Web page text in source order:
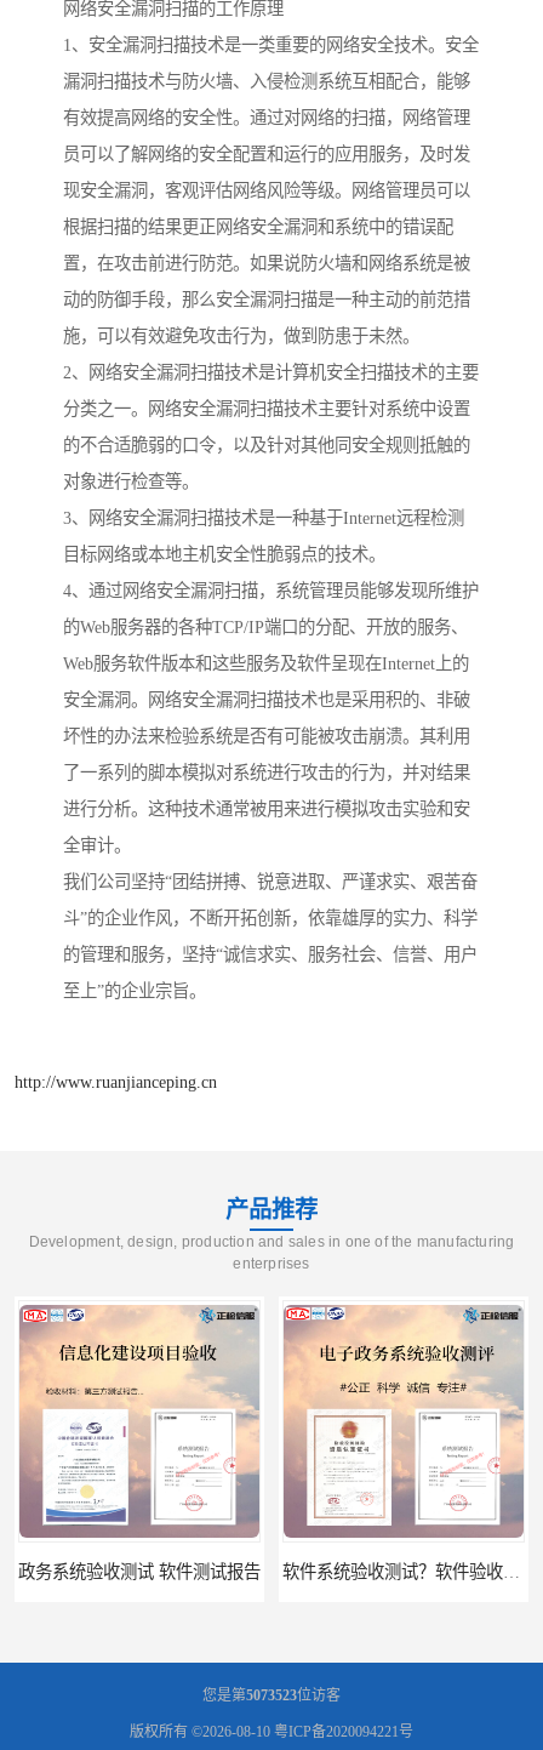
网络安全漏洞扫描的工作原理
1、安全漏洞扫描技术是一类重要的网络安全技术。安全
漏洞扫描技术与防火墙、入侵检测系统互相配合，能够
有效提高网络的安全性。通过对网络的扫描，网络管理
员可以了解网络的安全配置和运行的应用服务，及时发
现安全漏洞，客观评估网络风险等级。网络管理员可以
根据扫描的结果更正网络安全漏洞和系统中的错误配
置，在攻击前进行防范。如果说防火墙和网络系统是被
动的防御手段，那么安全漏洞扫描是一种主动的前范措
施，可以有效避免攻击行为，做到防患于未然。
2、网络安全漏洞扫描技术是计算机安全扫描技术的主要
分类之一。网络安全漏洞扫描技术主要针对系统中设置
的不合适脆弱的口令，以及针对其他同安全规则抵触的
对象进行检查等。
3、网络安全漏洞扫描技术是一种基于Internet远程检测
目标网络或本地主机安全性脆弱点的技术。
4、通过网络安全漏洞扫描，系统管理员能够发现所维护
的Web服务器的各种TCP/IP端口的分配、开放的服务、
Web服务软件版本和这些服务及软件呈现在Internet上的
安全漏洞。网络安全漏洞扫描技术也是采用积的、非破
坏性的办法来检验系统是否有可能被攻击崩溃。其利用
了一系列的脚本模拟对系统进行攻击的行为，并对结果
进行分析。这种技术通常被用来进行模拟攻击实验和安
全审计。
我们公司坚持“团结拼搏、锐意进取、严谨求实、艰苦奋
斗”的企业作风，不断开拓创新，依靠雄厚的实力、科学
的管理和服务，坚持“诚信求实、服务社会、信誉、用户
至上”的企业宗旨。
http://www.ruanjianceping.cn
产品推荐
Development, design, production and sales in one of the manufacturing
enterprises
政务系统验收测试 软件测试报告
您是第5073523位访客
版权所有 ©2026-08-10 粤ICP备2020094221号